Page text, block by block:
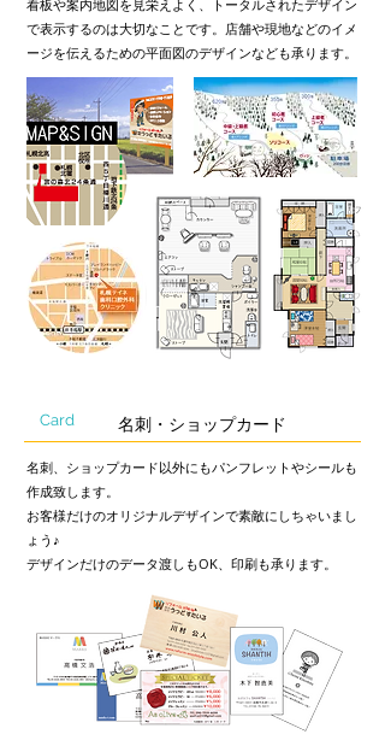
看板や案内地図を見栄えよく、トータルされたデザイン
で表示するのは大切なことです。店舗や現地などのイメ
ージを伝えるための平面図のデザインなども承ります。
Card 名刺・ショップカード
名刺、ショップカード以外にもパンフレットやシールも
作成致します。
お客様だけのオリジナルデザインで素敵にしちゃいまし
ょう♪
デザインだけのデータ渡しもOK、印刷も承ります。